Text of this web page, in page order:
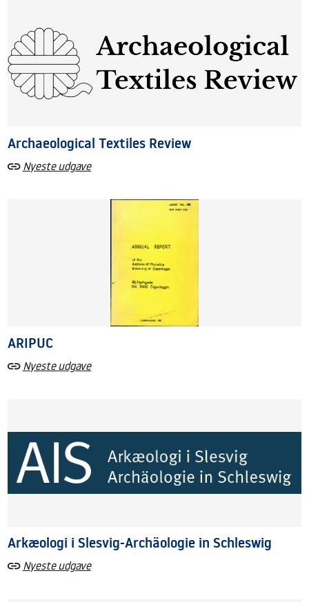
Archaeological Textiles Review
Nyeste udgave
ARIPUC
Nyeste udgave
Arkæologi i Slesvig-Archäologie in Schleswig
Nyeste udgave